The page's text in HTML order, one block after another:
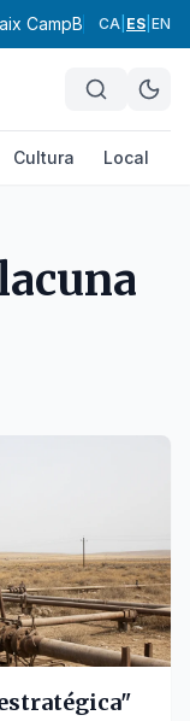
CampBaix Ebre Baix
CA ES EN
Cultura Local